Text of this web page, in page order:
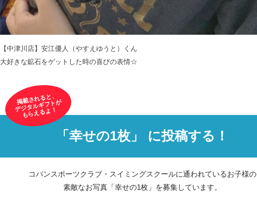
【中津川店】安江優人（やすえゆうと）くん
大好きな鉱石をゲットした時の喜びの表情☆
掲載されると、
デジタルギフトが
もらえるよ！
「幸せの1枚」 に投稿する！
コパンスポーツクラブ・スイミングスクールに通われているお子様の
素敵なお写真「幸せの1枚」を募集しています。